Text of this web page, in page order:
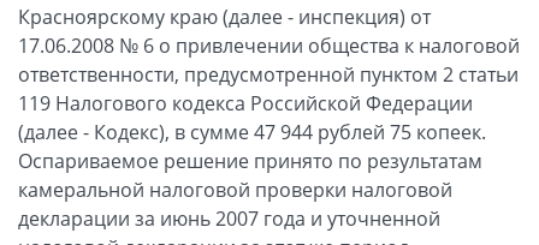
Красноярскому краю (далее - инспекция) от
17.06.2008 № 6 о привлечении общества к налоговой
ответственности, предусмотренной пунктом 2 статьи
119 Налогового кодекса Российской Федерации
(далее - Кодекс), в сумме 47 944 рублей 75 копеек.
Оспариваемое решение принято по результатам
камеральной налоговой проверки налоговой
декларации за июнь 2007 года и уточненной